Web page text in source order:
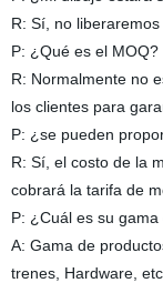
R: Sí, no
P: ¿Qué es el MOQ?
R: Normalmente no
los clientes para
P: ¿se pueden
R: Sí, el costo de la
cobrará la tarifa de
P: ¿Cuál es su
A: Gama de
trenes, Hardware, etc.